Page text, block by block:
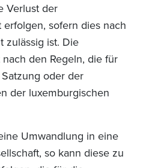
Verlust der
sofern dies nach
zulässig ist. Die
den Regeln, die für
oder der
der luxemburgischen
Umwandlung in eine
so kann diese zu